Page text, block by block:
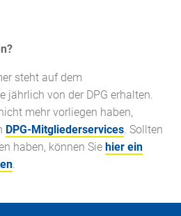
steht auf dem
jährlich von der DPG erhalten.
mehr vorliegen haben,
DPG-Mitgliederservices . Sollten
haben, können Sie hier ein